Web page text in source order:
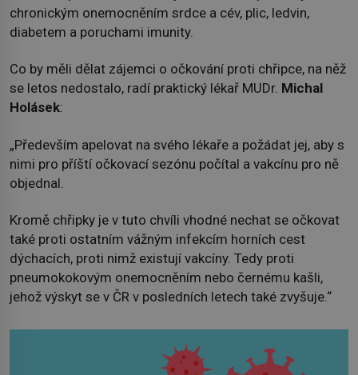
chronickým onemocněním srdce a cév, plic, ledvin,
diabetem a poruchami imunity.
Co by měli dělat zájemci o očkování proti chřipce, na něž
se letos nedostalo, radí praktický lékař MUDr. Michal
Holásek:
„Především apelovat na svého lékaře a požádat jej, aby s
nimi pro příští očkovací sezónu počítal a vakcínu pro ně
objednal.
Kromě chřipky je v tuto chvíli vhodné nechat se očkovat
také proti ostatním vážným infekcím horních cest
dýchacích, proti nimž existují vakcíny. Tedy proti
pneumokokovým onemocněním nebo černému kašli,
jehož výskyt se v ČR v posledních letech také zvyšuje.“